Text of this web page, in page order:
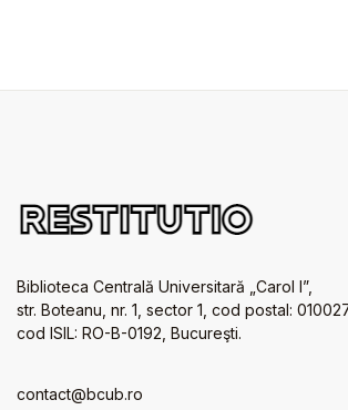
Biblioteca Centrală Universitară „Carol I”,
str. Boteanu, nr. 1, sector 1, cod postal:
cod ISIL: RO-B-0192, Bucureşti.
contact@bcub.ro